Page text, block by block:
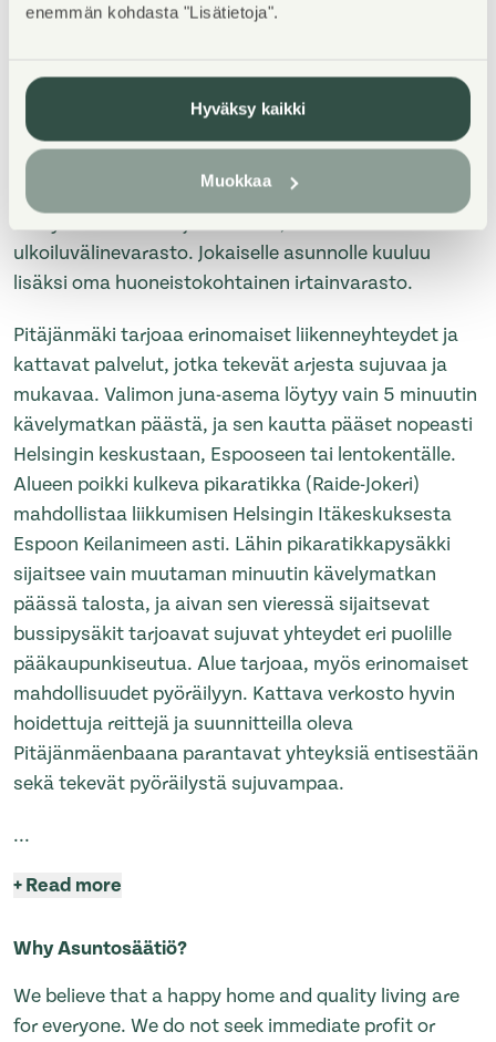
enemmän kohdasta "Lisätietoja".
Hyväksy kaikki
Muokkaa
rauhallisella Valimon yritysalueella, Helsingin
liikenneyhteydet, monipuoliset palvelut ja ulkoiluun
erinomaisen ympäristön. Rauhallisessa ja hyvin
hoidetussa talossa kaikissa asunnoissa on oma
parveke, ja isommista asunnoista löytyy lisäksi oma
sauna. Asukkaiden yhteisessä käytössä ovat
ulkoiluvälinevarasto. Jokaiselle asunnolle kuuluu
lisäksi oma huoneistokohtainen irtainvarasto.
Pitäjänmäki tarjoaa erinomaiset liikenneyhteydet ja
kattavat palvelut, jotka tekevät arjesta sujuvaa ja
mukavaa. Valimon juna-asema löytyy vain 5 minuutin
kävelymatkan päästä, ja sen kautta pääset nopeasti
Helsingin keskustaan, Espooseen tai lentokentälle.
Alueen poikki kulkeva pikaratikka (Raide-Jokeri)
mahdollistaa liikkumisen Helsingin Itäkeskuksesta
Espoon Keilanimeen asti. Lähin pikaratikkapysäkki
sijaitsee vain muutaman minuutin kävelymatkan
päässä talosta, ja aivan sen vieressä sijaitsevat
bussipysäkit tarjoavat sujuvat yhteydet eri puolille
pääkaupunkiseutua. Alue tarjoaa, myös erinomaiset
mahdollisuudet pyöräilyyn. Kattava verkosto hyvin
hoidettuja reittejä ja suunnitteilla oleva
Pitäjänmäenbaana parantavat yhteyksiä entisestään
sekä tekevät pyöräilystä sujuvampaa.
...
+Read more
Why Asuntosäätiö?
We believe that a happy home and quality living are
for everyone. We do not seek immediate profit or